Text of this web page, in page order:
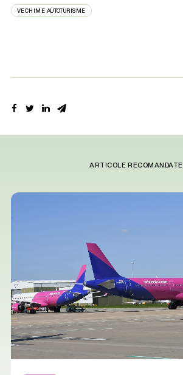
VECHIME AUTOTURISME
ARTICOLE RECOMANDATE